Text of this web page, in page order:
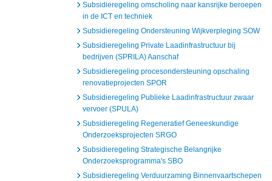
Subsidieregeling omscholing naar kansrijke beroepen
in de ICT en techniek
Subsidieregeling Ondersteuning Wijkverpleging SOW
Subsidieregeling Private Laadinfrastructuur bij
bedrijven (SPRILA) Aanschaf
Subsidieregeling procesondersteuning opschaling
renovatieprojecten SPOR
Subsidieregeling Publieke Laadinfrastructuur zwaar
vervoer (SPULA)
Subsidieregeling Regeneratief Geneeskundige
Onderzoeksprojecten SRGO
Subsidieregeling Strategische Belangrijke
Onderzoeksprogramma's SBO
Subsidieregeling Verduurzaming Binnenvaartschepen